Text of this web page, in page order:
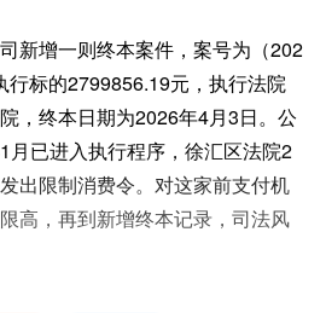
新增一则终本案件，案号为（202
标的2799856.19元，执行法院
，终本日期为2026年4月3日。公
月已进入执行程序，徐汇区法院2
出限制消费令。对这家前支付机
高，再到新增终本记录，司法风